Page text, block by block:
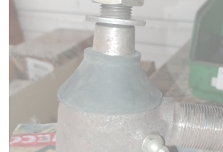
PIAGGIO
0805 54 06 54